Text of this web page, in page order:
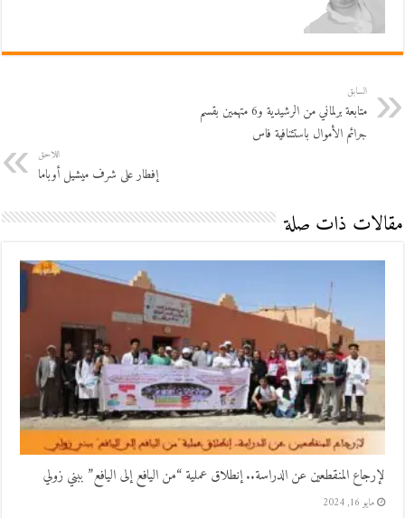
السابق
متابعة برلماني من الرشيدية و6 متهمين بقسم
جرائم الأموال باستئنافية فاس
اللاحق
إفطار على شرف ميشيل أوباما
مقالات ذات صلة
لإرجاع المنقطعين عن الدراسة.. إنطلاق عملية “من اليافع إلى اليافع” ببني زولي
مايو 16, 2024